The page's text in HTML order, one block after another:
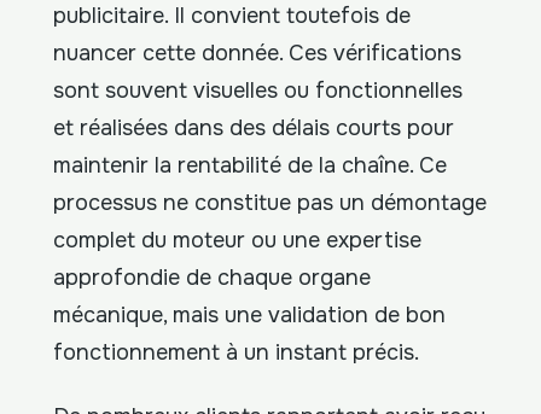
publicitaire. Il convient toutefois de
nuancer cette donnée. Ces vérifications
sont souvent visuelles ou fonctionnelles
et réalisées dans des délais courts pour
maintenir la rentabilité de la chaîne. Ce
processus ne constitue pas un démontage
complet du moteur ou une expertise
approfondie de chaque organe
mécanique, mais une validation de bon
fonctionnement à un instant précis.